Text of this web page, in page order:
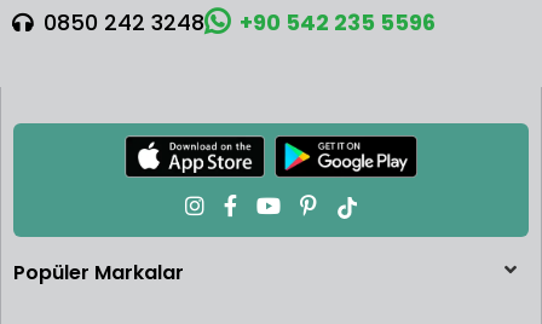
0850 242 3248 +90 542 235 5596
Popüler Markalar